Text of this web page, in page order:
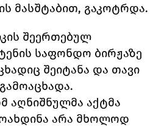
მასშტაბით, გაკოტრდა.
შეერთებულ
საფონდო ბირჟაზე
შეიტანა და თავი
აღნიშნულმა აქტმა
არა მხოლოდ